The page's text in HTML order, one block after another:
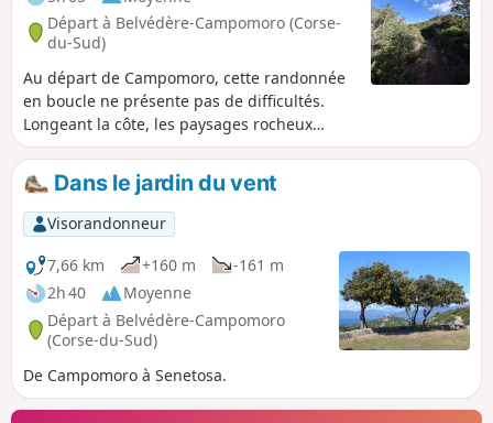
Départ à Belvédère-Campomoro (Corse-
du-Sud)
Au départ de Campomoro, cette randonnée
en boucle ne présente pas de difficultés.
Longeant la côte, les paysages rocheux
succèdent aux anses et criques. À la Cala
d'Aguglia (point le plus au Sud du parcours)
où le calme règne, une pause s'impose pour
prendre le temps d'admirer cette crique qui
s'allonge dans les terres et profiter de sa
belle plage. Le retour s'effectue par
l'intérieur en traversant le maquis avec de
très beaux points de vue sur la côte et enfin
le Golfe de Propriano.
Dans le jardin du vent
Visorandonneur
7,66 km
+160 m
-161 m
2h 40
Moyenne
Départ à Belvédère-Campomoro
(Corse-du-Sud)
De Campomoro à Senetosa.